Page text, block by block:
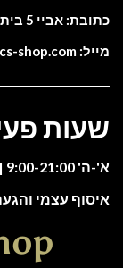
כתובת: אביי 5 בית שמש. ישראל
מייל: info@cosmetics-shop.com
שעות
א'-ה' 9:00-21:00 | ו' וערבי חג 9:00-13:00
איסוף עצמי